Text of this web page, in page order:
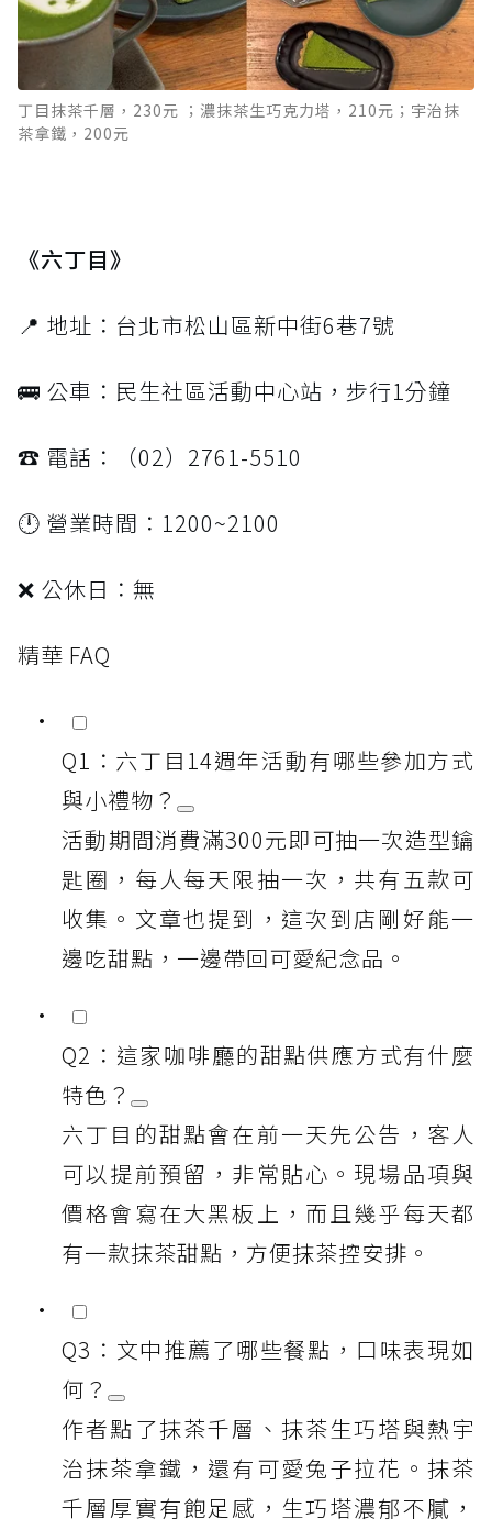
丁目抹茶千層，230元 ；濃抹茶生巧克力塔，210元；宇治抹
茶拿鐵，200元
《六丁目》
📍 地址：台北市松山區新中街6巷7號
🚌 公車：民生社區活動中心站，步行1分鐘
☎️ 電話：（02）2761-5510
🕛 營業時間：1200~2100
❌ 公休日：無
精華 FAQ
Q1：六丁目14週年活動有哪些參加方式
與小禮物？
活動期間消費滿300元即可抽一次造型鑰
匙圈，每人每天限抽一次，共有五款可
收集。文章也提到，這次到店剛好能一
邊吃甜點，一邊帶回可愛紀念品。
Q2：這家咖啡廳的甜點供應方式有什麼
特色？
六丁目的甜點會在前一天先公告，客人
可以提前預留，非常貼心。現場品項與
價格會寫在大黑板上，而且幾乎每天都
有一款抹茶甜點，方便抹茶控安排。
Q3：文中推薦了哪些餐點，口味表現如
何？
作者點了抹茶千層、抹茶生巧塔與熱宇
治抹茶拿鐵，還有可愛兔子拉花。抹茶
千層厚實有飽足感，生巧塔濃郁不膩，